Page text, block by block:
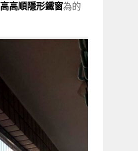
高高順隱形鐵窗為的